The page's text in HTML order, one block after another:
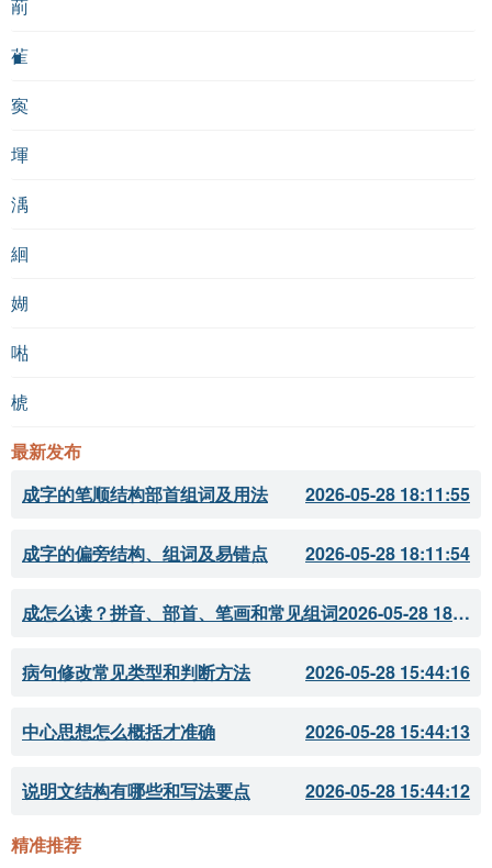
萷
雈
寏
堚
渪
絗
媩
喖
椃
最新发布
成字的笔顺结构部首组词及用法
2026-05-28 18:11:55
成字的偏旁结构、组词及易错点 2026-05-28 18:11:54
成怎么读？拼音、部首、笔画和常见组词 2026-05-28 18:11:51
病句修改常见类型和判断方法 2026-05-28 15:44:16
中心思想怎么概括才准确 2026-05-28 15:44:13
说明文结构有哪些和写法要点 2026-05-28 15:44:12
精准推荐